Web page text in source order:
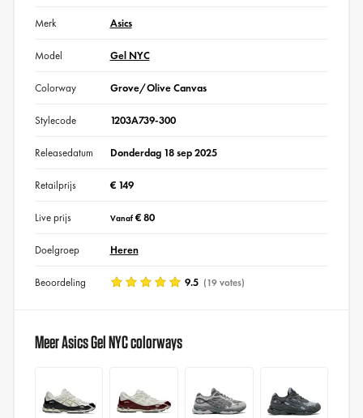
Merk Asics
Model Gel NYC
Colorway Grove/Olive Canvas
Stylecode 1203A739-300
Releasedatum Donderdag 18 sep 2025
Retailprijs € 149
Live prijs Vanaf€ 80
Doelgroep Heren
Beoordeling 9.5 (19 votes)
Meer Asics Gel NYC colorways